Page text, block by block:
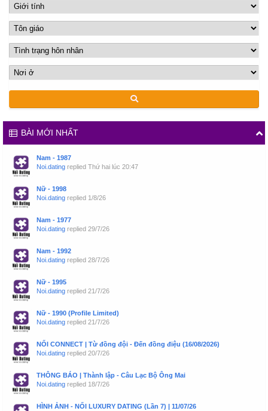
BÀI MỚI NHẤT
Nam - 1987
Noi.dating replied Thứ hai lúc 20:47
Nữ - 1998
Noi.dating replied 1/8/26
Nam - 1977
Noi.dating replied 29/7/26
Nam - 1992
Noi.dating replied 28/7/26
Nữ - 1995
Noi.dating replied 21/7/26
Nữ - 1990 (Profile Limited)
Noi.dating replied 21/7/26
NỐI CONNECT | Từ đồng đội - Đến đồng điệu (16/08/2026)
Noi.dating replied 20/7/26
THÔNG BÁO | Thành lập - Câu Lạc Bộ Ông Mai
Noi.dating replied 18/7/26
HÌNH ẢNH - NỐI LUXURY DATING (Lần 7) | 11/07/26